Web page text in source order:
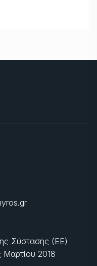
Σύστασης (ΕΕ)
Μαρτίου 2018